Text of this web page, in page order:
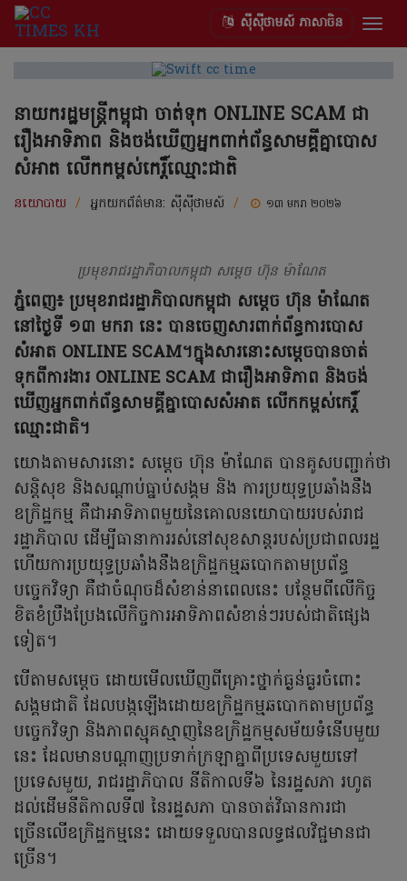
ស៊ីស៊ីថាមស៍ ភាសាចិន
នាយករដ្ឋមន្ត្រីកម្ពុជា ចាត់ទុក ONLINE SCAM ជា
រឿងអាទិភាព និងចង់ឃើញអ្នកពាក់ព័ន្ធសាមគ្គីគ្នាបោស
សំអាត លើកកម្ពស់កេរ្តិ៍ឈ្មោះជាតិ
នយោបាយ / អ្នកយកព័ត៌មាន: ស៊ីស៊ីថាមស៍ / ១៣ មករា ២០២៦
ប្រមុខរាជរដ្ឋាភិបាលកម្ពុជា សម្តេច ហ៊ុន ម៉ាណែត
ភ្នំពេញ៖ ប្រមុខរាជរដ្ឋាភិបាលកម្ពុជា សម្តេច ហ៊ុន ម៉ាណែត
នៅថ្ងៃទី ១៣ មករា នេះ បានចេញសារពាក់ព័ន្ធការបោស
សំអាត ONLINE SCAM។ក្នុងសារនោះសម្តេចបានចាត់
ទុកពីការងារ ONLINE SCAM ជារឿងអាទិភាព និងចង់
ឃើញអ្នកពាក់ព័ន្ធសាមគ្គីគ្នាបោសសំអាត លើកកម្ពស់កេរ្តិ៍
ឈ្មោះជាតិ។
យោងតាមសារនោះ សម្តេច ហ៊ុន ម៉ាណែត បានគូសបញ្ជាក់ថា
សន្តិសុខ និងសណ្ដាប់ធ្នាប់សង្គម និង ការប្រយុទ្ធប្រឆាំងនឹង
ឧក្រិដ្ឋកម្ម គឺជាអាទិភាពមួយនៃគោលនយោបាយរបស់រាជ
រដ្ឋាភិបាល ដើម្បីធានាការរស់នៅសុខសាន្តរបស់ប្រជាពលរដ្ឋ
ហើយការប្រយុទ្ធប្រឆាំងនឹងឧក្រិដ្ឋកម្មឆបោកតាមប្រព័ន្ធ
បច្ចេកវិទ្យា គឺជាចំណុចដ៏សំខាន់នាពេលនេះ បន្ថែមពីលើកិច្ច
ខិតខំប្រឹងប្រែងលើកិច្ចការអាទិភាពសំខាន់ៗរបស់ជាតិផ្សេង
ទៀត។
បើតាមសម្តេច ដោយមើលឃើញពីគ្រោះថ្នាក់ធ្ងន់ធ្ងរចំពោះ
សង្គមជាតិ ដែលបង្កឡើងដោយឧក្រិដ្ឋកម្មឆបោកតាមប្រព័ន្ធ
បច្ចេកវិទ្យា និងភាពស្មុគស្មាញនៃឧក្រិដ្ឋកម្មសម័យទំនើបមួយ
នេះ ដែលមានបណ្តាញប្រទាក់ក្រឡាគ្នាពីប្រទេសមួយទៅ
ប្រទេសមួយ, រាជរដ្ឋាភិបាល នីតិកាលទី៦ នៃរដ្ឋសភា រហូត
ដល់ដើមនីតិកាលទី៧ នៃរដ្ឋសភា បានចាត់វិធានការជា
ច្រើនលើឧក្រិដ្ឋកម្មនេះ ដោយទទួលបានលទ្ធផលវិជ្ជមានជា
ច្រើន។